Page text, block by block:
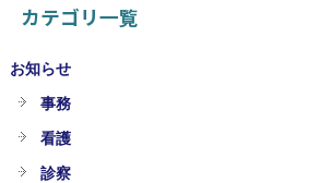
カテゴリ一覧
お知らせ
事務
看護
診察